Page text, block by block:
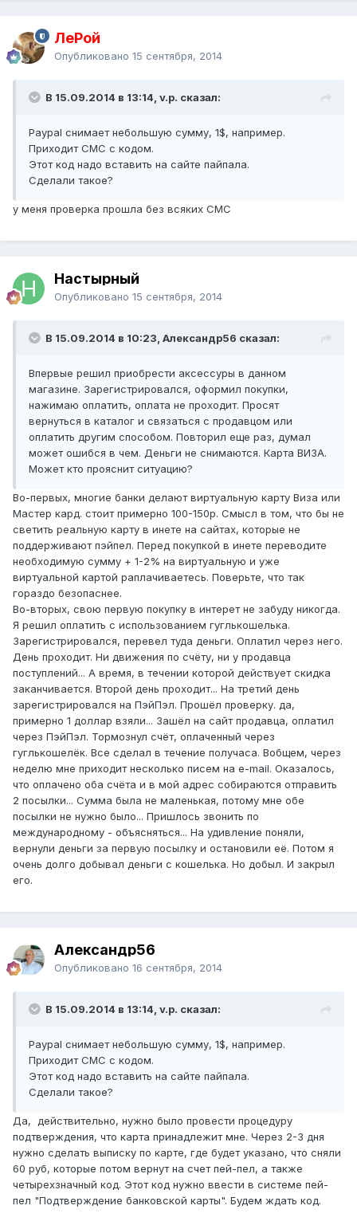
ЛеРой
Опубликовано 15 сентября, 2014
В 15.09.2014 в 13:14, v.p. сказал:
Paypal снимает небольшую сумму, 1$, например.
Приходит СМС с кодом.
Этот код надо вставить на сайте пайпала.
Сделали такое?
у меня проверка прошла без всяких СМС
Настырный
Опубликовано 15 сентября, 2014
В 15.09.2014 в 10:23, Александр56 сказал:
Впервые решил приобрести аксессуры в данном
магазине. Зарегистрировался, оформил покупки,
нажимаю оплатить, оплата не проходит. Просят
вернуться в каталог и связаться с продавцом или
оплатить другим способом. Повторил еще раз, думал
может ошибся в чем. Деньги не снимаются. Карта ВИЗА.
Может кто прояснит ситуацию?
Во-первых, многие банки делают виртуальную карту Виза или
Мастер кард. стоит примерно 100-150р. Смысл в том, что бы не
светить реальную карту в инете на сайтах, которые не
поддерживают пэйпел. Перед покупкой в инете переводите
необходимую сумму + 1-2% на виртуальную и уже
виртуальной картой раплачиваетесь. Поверьте, что так
гораздо безопаснее.
Во-вторых, свою первую покупку в интерет не забуду никогда.
Я решил оплатить с использованием гуглькошелька.
Зарегистрировался, перевел туда деньги. Оплатил через него.
День проходит. Ни движения по счёту, ни у продавца
поступлений... А время, в течении которой действует скидка
заканчивается. Второй день проходит... На третий день
зарегистрировался на ПэйПэл. Прошёл проверку. да,
примерно 1 доллар взяли... Зашёл на сайт продавца, оплатил
через ПэйПэл. Тормознул счёт, оплаченный через
гуглькошелёк. Все сделал в течение получаса. Вобщем, через
неделю мне приходит несколько писем на e-mail. Оказалось,
что оплачено оба счёта и в мой адрес собираются отправить
2 посылки... Сумма была не маленькая, потому мне обе
посылки не нужно было... Пришлось звонить по
международному - объясняться... На удивление поняли,
вернули деньги за первую посылку и остановили её. Потом я
очень долго добывал деньги с кошелька. Но добыл. И закрыл
его.
Александр56
Опубликовано 16 сентября, 2014
В 15.09.2014 в 13:14, v.p. сказал:
Paypal снимает небольшую сумму, 1$, например.
Приходит СМС с кодом.
Этот код надо вставить на сайте пайпала.
Сделали такое?
Да, действительно, нужно было провести процедуру
подтверждения, что карта принадлежит мне. Через 2-3 дня
нужно сделать выписку по карте, где будет указано, что сняли
60 руб, которые потом вернут на счет пей-пел, а также
четырехзначный код. Этот код нужно ввести в системе пей-
пел "Подтверждение банковской карты". Будем ждать код.